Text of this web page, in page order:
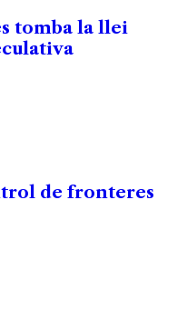
tomba la llei
de fronteres